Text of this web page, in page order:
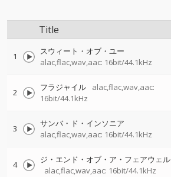
Title
1
スウィート・オブ・ユー
alac,flac,wav,aac: 16bit/44.1kHz
2 フラジャイル
alac,flac,wav,aac:
16bit/44.1kHz
3
サンバ・ド・インソニア
alac,flac,wav,aac: 16bit/44.1kHz
4
ジ・エンド・オブ・ア・フェアウェル
alac,flac,wav,aac: 16bit/44.1kHz